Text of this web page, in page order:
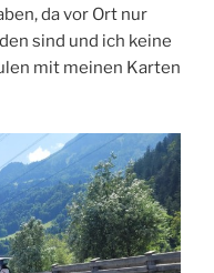
da vor Ort nur
sind und ich keine
mit meinen Karten